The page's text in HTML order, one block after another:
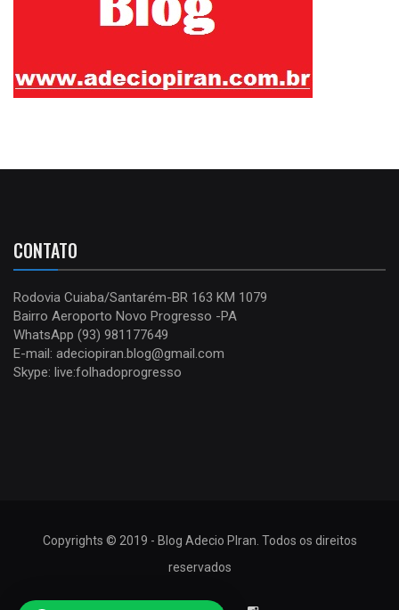
CONTATO
Rodovia Cuiaba/Santarém-BR 163 KM 1079
Bairro Aeroporto Novo Progresso -PA
WhatsApp (93) 981177649
E-mail: adeciopiran.blog@gmail.com
Skype: live:folhadoprogresso
Copyrights © 2019 - Blog Adecio PIran. Todos os direitos
reservados